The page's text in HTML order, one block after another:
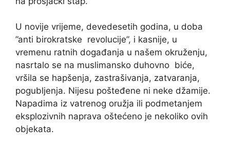
U novije vrijeme, devedesetih godina, u doba
”anti birokratske revolucije”, i kasnije, u
vremenu ratnih događanja u našem okruženju,
nasrtalo se na muslimansko duhovno biće,
vršila se hapšenja, zastrašivanja, zatvaranja,
pogubljenja. Nijesu pošteđene ni neke džamije.
Napadima iz vatrenog oružja ili podmetanjem
eksplozivnih naprava oštećeno je nekoliko ovih
objekata.